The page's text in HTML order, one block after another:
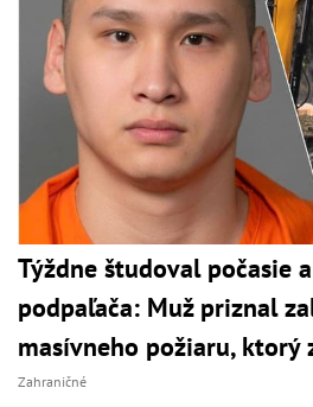
Týždne študoval počasie
podpaľača: Muž priznal
masívneho požiaru,
Zahraničné